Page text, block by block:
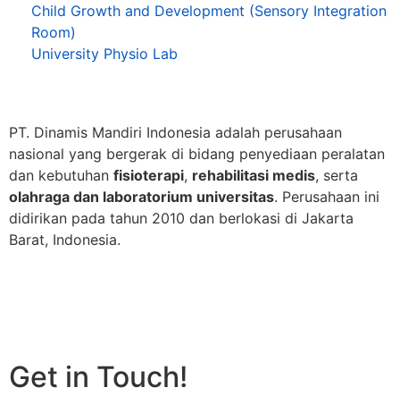
Child Growth and Development (Sensory Integration
Room)
University Physio Lab
PT. Dinamis Mandiri Indonesia adalah perusahaan
nasional yang bergerak di bidang penyediaan peralatan
dan kebutuhan fisioterapi, rehabilitasi medis, serta
olahraga dan laboratorium universitas. Perusahaan ini
didirikan pada tahun 2010 dan berlokasi di Jakarta
Barat, Indonesia.
Get in Touch!